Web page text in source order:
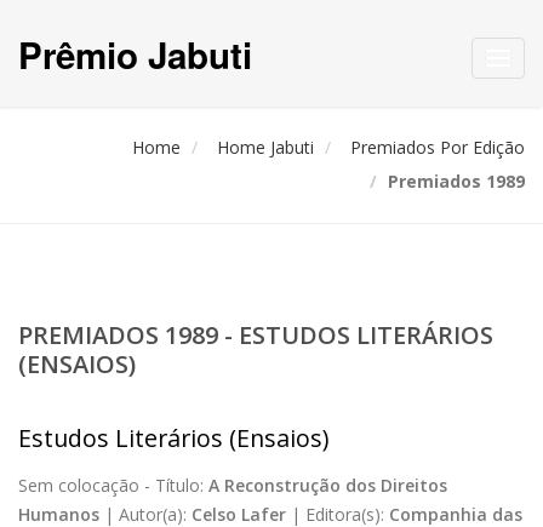
Prêmio Jabuti
Home Home Jabuti
Premiados Por Edição
Premiados 1989
PREMIADOS 1989 - ESTUDOS LITERÁRIOS
(ENSAIOS)
Estudos Literários (Ensaios)
Sem colocação - Título: A Reconstrução dos Direitos
Humanos | Autor(a): Celso Lafer | Editora(s): Companhia das